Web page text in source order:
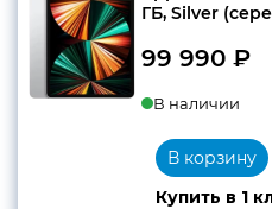
ГБ, Silver
99 990 ₽
В наличии
Купить в 1
В корзину